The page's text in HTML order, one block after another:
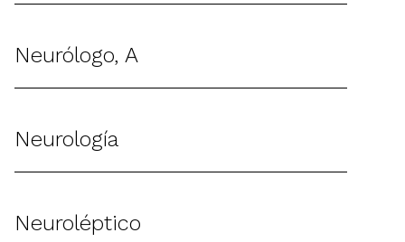
Neurólogo, A
Neurología
Neuroléptico